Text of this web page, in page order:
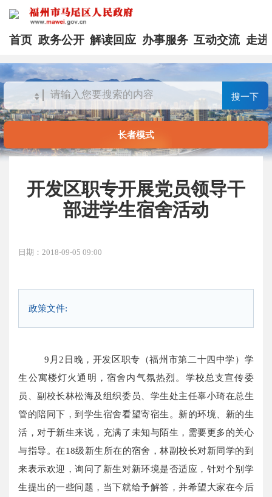
首页 政务公开 解读回应 办事服务 互动交流 走进
搜一下
长者模式
开发区职专开展党员领导干
部进学生宿舍活动
日期：2018-09-05 09:00
政策文件:
9 月 2 日晚，开发区职专（福州市第二十四中学）学
生公寓楼灯火通明，宿舍内气氛热烈。学校总支宣传委
员、副校长林松海及组织委员、学生处主任辜小琦在总生
管的陪同下，到学生宿舍看望寄宿生。新的环境、新的生
活，对于新生来说，充满了未知与陌生，需要更多的关心
与指导。在18级新生所在的宿舍，林副校长对新同学的到
来表示欢迎，询问了新生对新环境是否适应，针对个别学
生提出的一些问题，当下就给予解答，并希望大家在今后